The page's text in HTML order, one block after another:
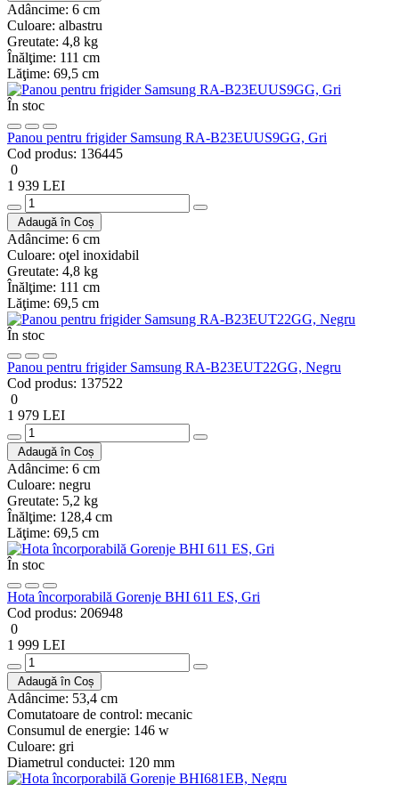
Adâncime: 6 cm
Culoare: albastru
Greutate: 4,8 kg
Înălţime: 111 cm
Lăţime: 69,5 cm
În stoc
Panou pentru frigider Samsung RA-B23EUUS9GG, Gri
Cod produs: 136445
0
1 939 LEI
Adaugă în Coș
Adâncime: 6 cm
Culoare: oţel inoxidabil
Greutate: 4,8 kg
Înălţime: 111 cm
Lăţime: 69,5 cm
În stoc
Panou pentru frigider Samsung RA-B23EUT22GG, Negru
Cod produs: 137522
0
1 979 LEI
Adaugă în Coș
Adâncime: 6 cm
Culoare: negru
Greutate: 5,2 kg
Înălţime: 128,4 cm
Lăţime: 69,5 cm
În stoc
Hota încorporabilă Gorenje BHI 611 ES, Gri
Cod produs: 206948
0
1 999 LEI
Adaugă în Coș
Adâncime: 53,4 cm
Comutatoare de control: mecanic
Consumul de energie: 146 w
Culoare: gri
Diametrul conductei: 120 mm